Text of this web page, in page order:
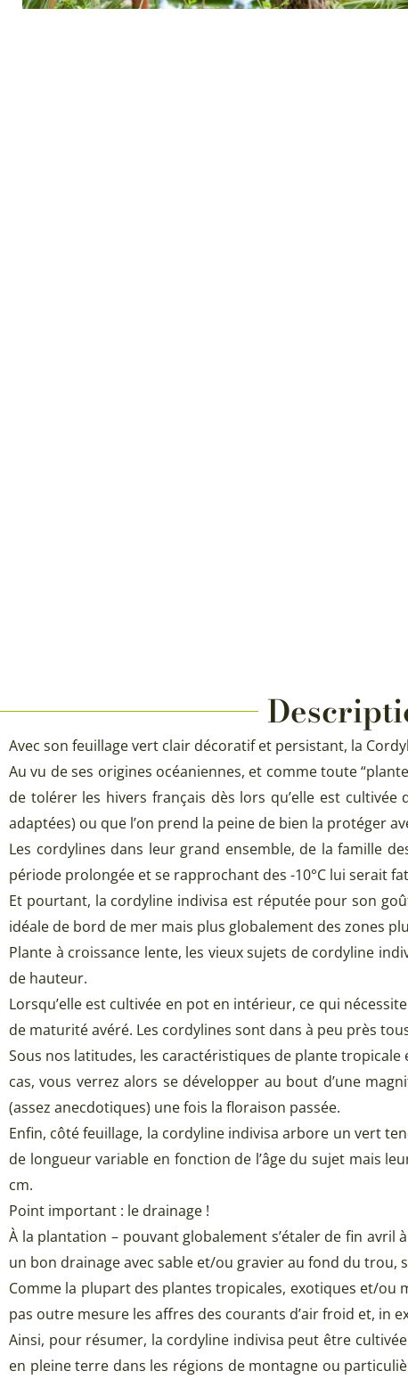
Avec son feuillage vert clair décoratif et persistant, la
Au vu de ses origines océaniennes, et comme toute
de tolérer les hivers français dès lors qu’elle est
adaptées) ou que l’on prend la peine de bien la protéger
Les cordylines dans leur grand ensemble, de la famille
période prolongée et se rapprochant des -10°C lui serait
Et pourtant, la cordyline indivisa est réputée pour son
idéale de bord de mer mais plus globalement des zones
Plante à croissance lente, les vieux sujets de cordyline
de hauteur.
Lorsqu’elle est cultivée en pot en intérieur, ce qui
de maturité avéré. Les cordylines sont dans à peu près
Sous nos latitudes, les caractéristiques de plante tropicale
cas, vous verrez alors se développer au bout d’une
(assez anecdotiques) une fois la floraison passée.
Enfin, côté feuillage, la cordyline indivisa arbore un vert
de longueur variable en fonction de l’âge du sujet mais
cm.
Point important : le drainage !
À la plantation – pouvant globalement s’étaler de fin avril
un bon drainage avec sable et/ou gravier au fond du
Comme la plupart des plantes tropicales, exotiques et/ou
pas outre mesure les affres des courants d’air froid et, in
Ainsi, pour résumer, la cordyline indivisa peut être
en pleine terre dans les régions de montagne ou